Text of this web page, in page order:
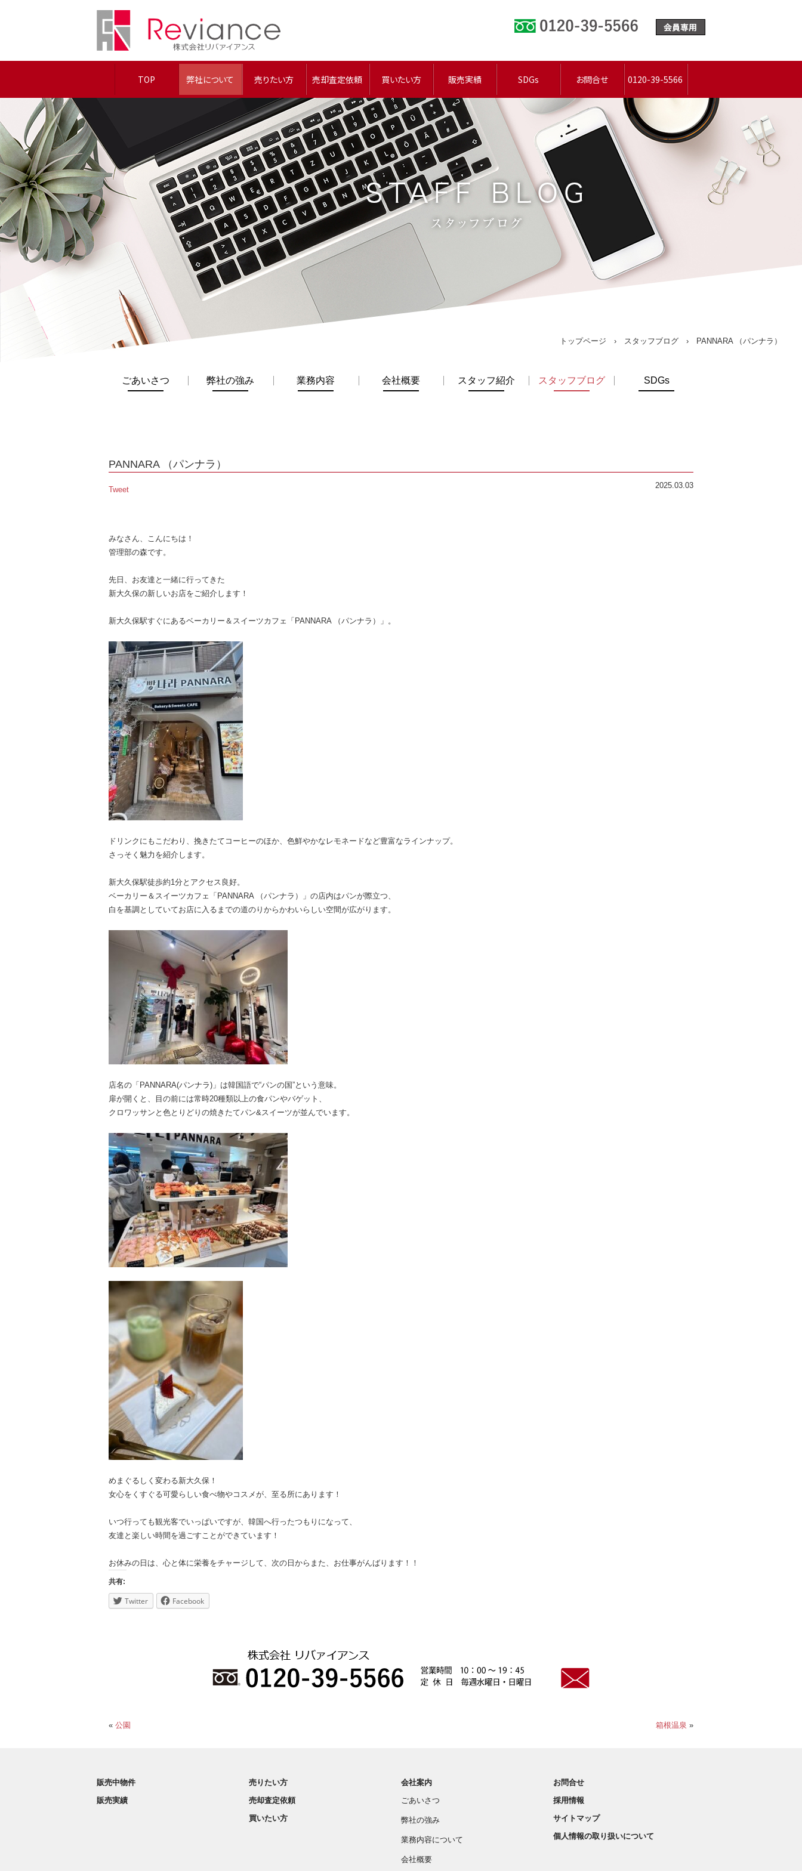
0120-39-5566
TOP 弊社について 売りたい方 売却査定依頼 買いたい方 販売実績 SDGs お問合せ 0120-39-5566
トップページ › スタッフブログ › PANNARA （パンナラ）
ごあいさつ 弊社の強み 業務内容 会社概要 スタッフ紹介 スタッフブログ SDGs
PANNARA （パンナラ）
2025.03.03
Tweet
みなさん、こんにちは！
管理部の森です。
先日、お友達と一緒に行ってきた
新大久保の新しいお店をご紹介します！
新大久保駅すぐにあるベーカリー＆スイーツカフェ「PANNARA （パンナラ）」。
ドリンクにもこだわり、挽きたてコーヒーのほか、色鮮やかなレモネードなど豊富なラインナップ。
さっそく魅力を紹介します。
新大久保駅徒歩約1分とアクセス良好。
ベーカリー＆スイーツカフェ「PANNARA （パンナラ）」の店内はパンが際立つ、
白を基調としていてお店に入るまでの道のりからかわいらしい空間が広がります。
店名の「PANNARA(パンナラ)」は韓国語で“パンの国”という意味。
扉が開くと、目の前には常時20種類以上の食パンやバゲット、
クロワッサンと色とりどりの焼きたてパン&スイーツが並んでいます。
めまぐるしく変わる新大久保！
女心をくすぐる可愛らしい食べ物やコスメが、至る所にあります！
いつ行っても観光客でいっぱいですが、韓国へ行ったつもりになって、
友達と楽しい時間を過ごすことができています！
お休みの日は、心と体に栄養をチャージして、次の日からまた、お仕事がんばります！！
共有:
Twitter Facebook
« 公園 箱根温泉 »
販売中物件
販売実績
売りたい方
売却査定依頼
買いたい方
会社案内
ごあいさつ
弊社の強み
業務内容について
会社概要
お問合せ
採用情報
サイトマップ
個人情報の取り扱いについて